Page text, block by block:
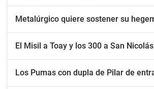
Metalúrgico quiere sostener su
El Misil a Toay y los 300 a San Nicolás
Los Pumas con dupla de Pilar de